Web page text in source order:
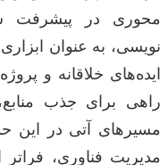
محوری در پیشرفت
نویسی، به عنوان
ایده‌های خلاقانه و
راهی برای جذب
مسیرهای آتی در این
مدیریت فناوری،